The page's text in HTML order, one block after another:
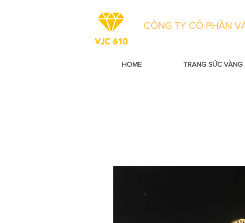
CÔNG TY CỔ PHẦN
HOME TRANG SỨC VÀNG